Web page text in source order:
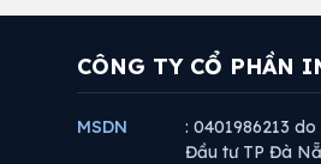
CÔNG TY CỔ PHẦN
MSDN
: 0401986213
Đầu tư TP Đà